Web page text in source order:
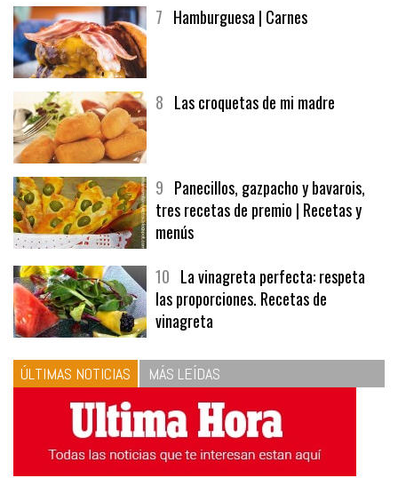
7 Hamburguesa | Carnes
8 Las croquetas de mi madre
9 Panecillos, gazpacho y bavarois,
tres recetas de premio | Recetas y
menús
10 La vinagreta perfecta: respeta
las proporciones. Recetas de
vinagreta
ÚLTIMAS NOTICIAS MÁS LEÍDAS